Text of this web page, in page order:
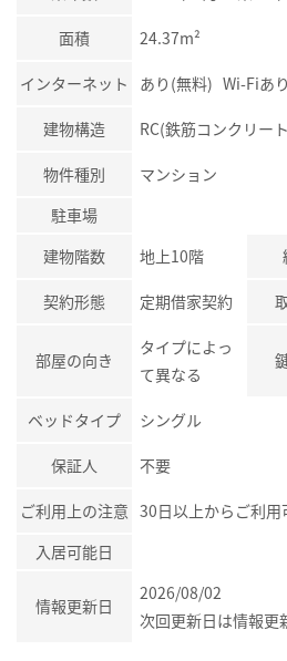
面積 24.37m²
インターネット あり(無料) Wi-Fiあり
建物構造 RC(鉄筋コンクリー
物件種別
マンション
駐車場
建物階数
地上10階
契約形態 定期借家契約
部屋の向き
タイプによっ
て異なる
ベッドタイプ シングル
保証人 不要
ご利用上の注意 30日以上からご利用
入居可能日
情報更新日
2026/08/02
次回更新日は情報更